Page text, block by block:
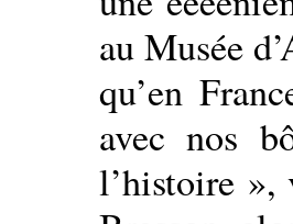
au Musée
qu’en
avec nos
l’histoire »,